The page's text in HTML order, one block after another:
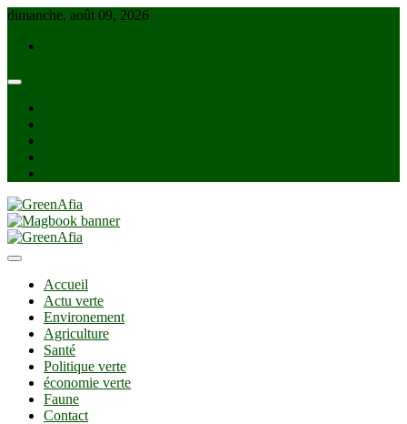
Skip
content
dimanche, août 09, 2026
GreenAfia
Accueil
Actu verte
Environement
Agriculture
Santé
Politique verte
économie verte
Faune
Contact